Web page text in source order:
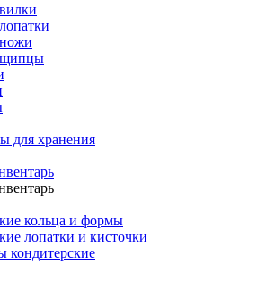
для хранения
кольца и формы
лопатки и кисточки
кондитерские